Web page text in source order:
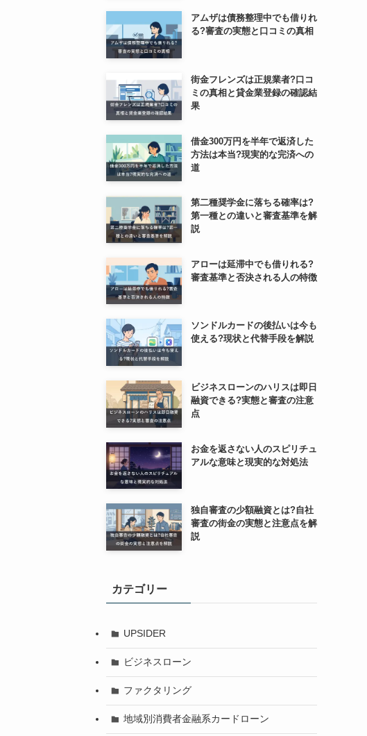
アムザは債務整理中でも借りれ
る?審査の実態と口コミの真相
街金フレンズは正規業者?口コ
ミの真相と貸金業登録の確認結
果
借金300万円を半年で返済した
方法は本当?現実的な完済への
道
第二種奨学金に落ちる確率は?
第一種との違いと審査基準を解
説
アローは延滞中でも借りれる?
審査基準と否決される人の特徴
ソンドルカードの後払いは今も
使える?現状と代替手段を解説
ビジネスローンのハリスは即日
融資できる?実態と審査の注意
点
お金を返さない人のスピリチュ
アルな意味と現実的な対処法
独自審査の少額融資とは?自社
審査の街金の実態と注意点を解
説
カテゴリー
UPSIDER
ビジネスローン
ファクタリング
地域別消費者金融系カードローン